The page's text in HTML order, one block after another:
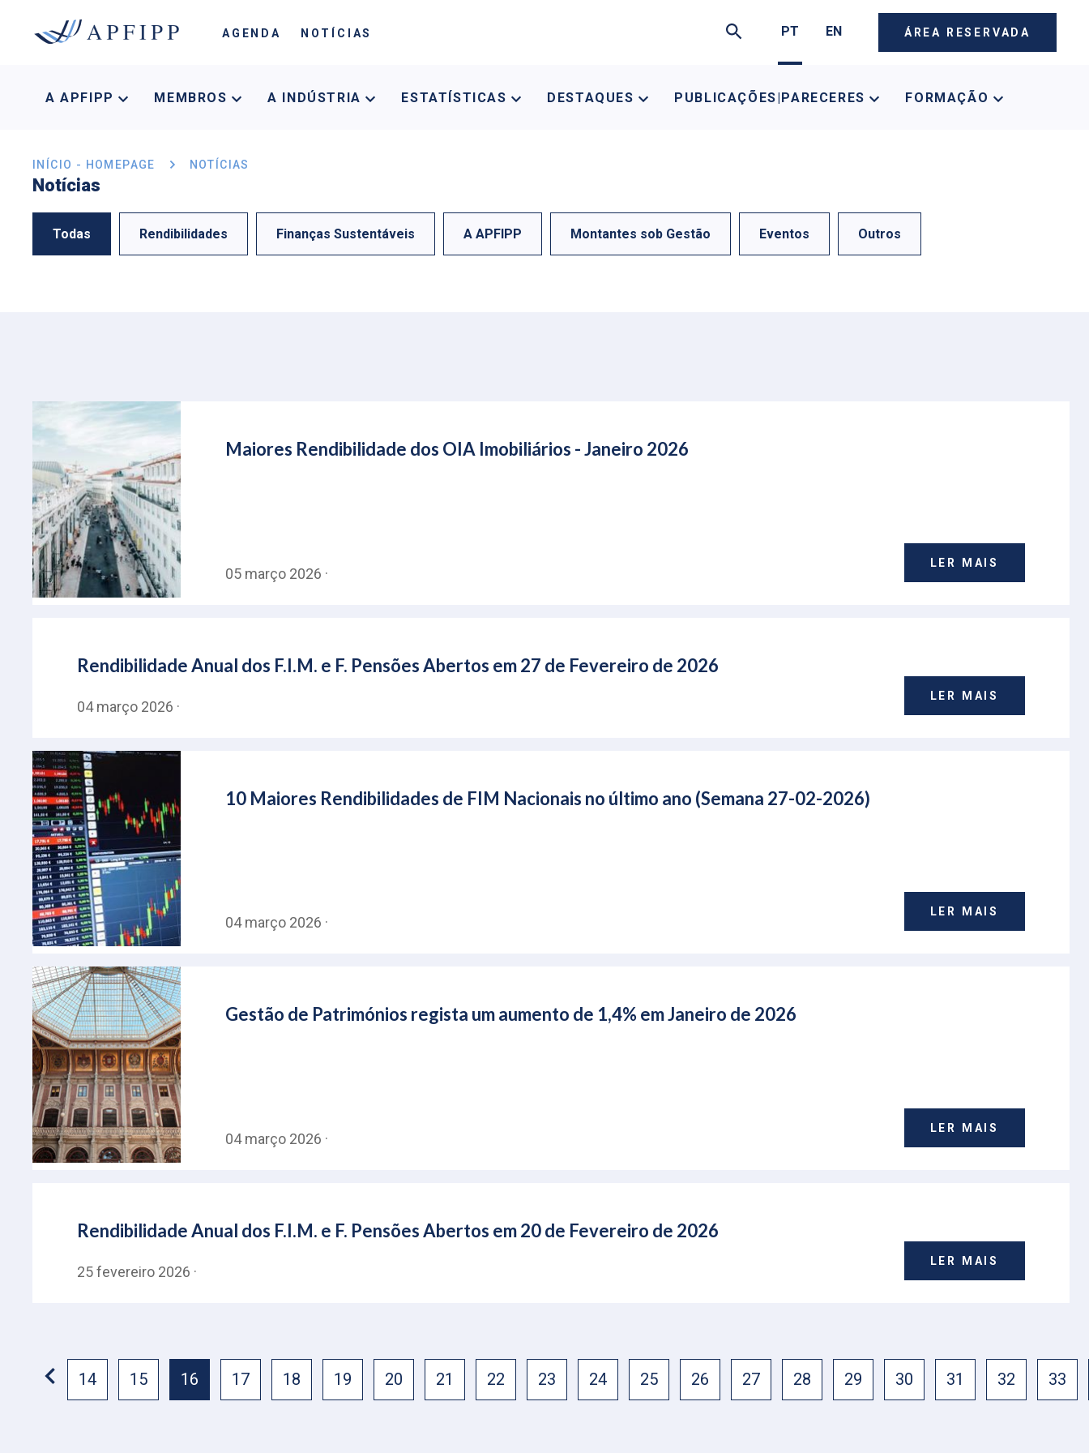
AGENDA NOTÍCIAS PT EN ÁREA RESERVADA
A APFIPP MEMBROS A INDÚSTRIA ESTATÍSTICAS DESTAQUES PUBLICAÇÕES|PARECERES FORMAÇÃO
INÍCIO - HOMEPAGE NOTÍCIAS
Notícias
Todas Rendibilidades Finanças Sustentáveis A APFIPP Montantes sob Gestão Eventos Outros
Maiores Rendibilidade dos OIA Imobiliários - Janeiro 2026
05 março 2026 ·
LER MAIS
Rendibilidade Anual dos F.I.M. e F. Pensões Abertos em 27 de Fevereiro de 2026
04 março 2026 ·
LER MAIS
10 Maiores Rendibilidades de FIM Nacionais no último ano (Semana 27-02-2026)
04 março 2026 ·
LER MAIS
Gestão de Patrimónios regista um aumento de 1,4% em Janeiro de 2026
04 março 2026 ·
LER MAIS
Rendibilidade Anual dos F.I.M. e F. Pensões Abertos em 20 de Fevereiro de 2026
25 fevereiro 2026 ·
LER MAIS
14 15 16 17 18 19 20 21 22 23 24 25 26 27 28 29 30 31 32 33